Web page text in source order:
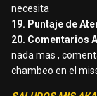
necesita
19. Puntaje de
20. Comentarios
nada mas ,
chambeo en el